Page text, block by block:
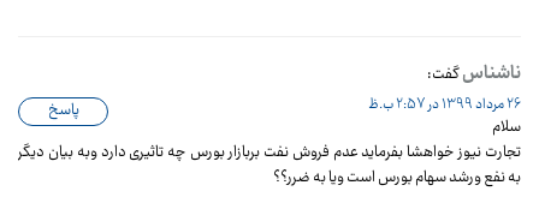
ناشناسگفت:
26 مرداد 1399 در 2:57 ب.ظ
سلام
تجارت نیوز خواهشا بفرماید عدم فروش نفت بربازار بورس چه تاثیری دارد وبه بیان دیگر
به نفع ورشد سهام بورس است ویا به ضرر؟؟
پاسخ